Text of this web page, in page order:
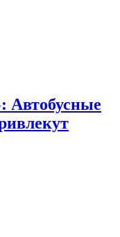
Автобусные